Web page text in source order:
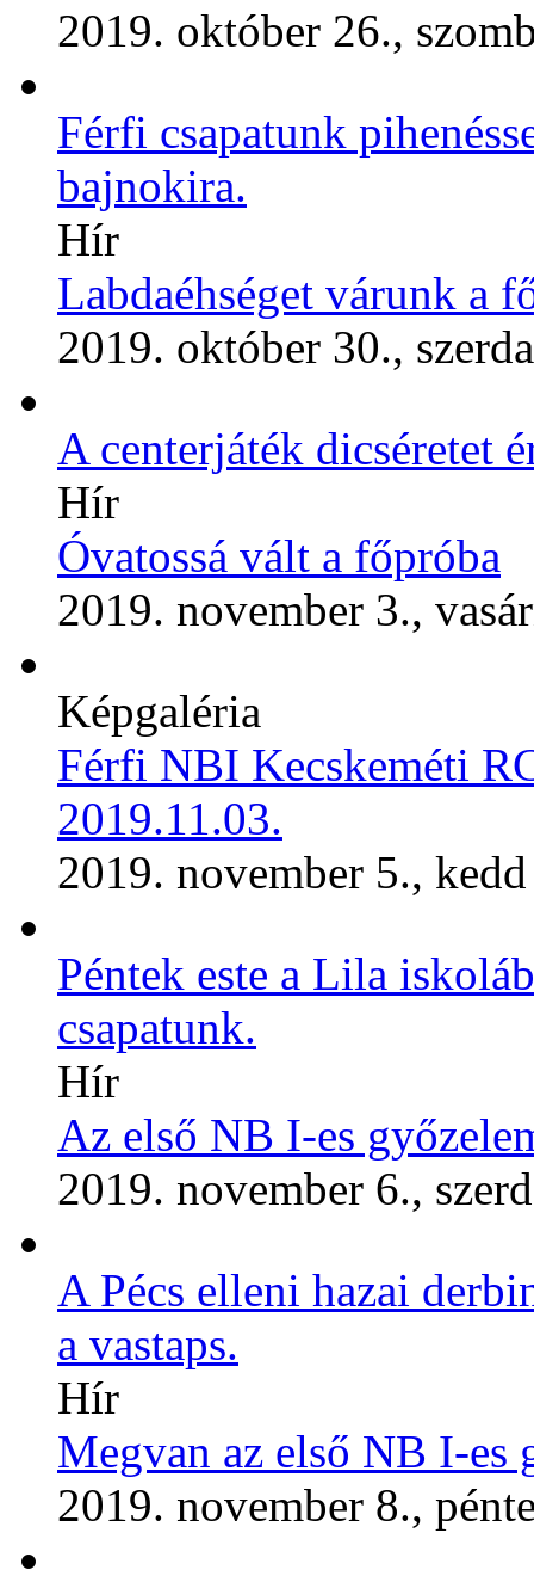
2019. október 26.,
Férfi csapatunk
bajnokira.
Hír
Labdaéhséget várunk a
2019. október 30., szerda
A centerjáték dicséretet
Hír
Óvatossá vált a főpróba
2019. november 3.,
Képgaléria
Férfi NBI Kecskeméti
2019.11.03.
2019. november 5., kedd
Péntek este a Lila
csapatunk.
Hír
Az első NB I-es
2019. november 6.,
A Pécs elleni hazai
a vastaps.
Hír
Megvan az első NB I-es
2019. november 8.,